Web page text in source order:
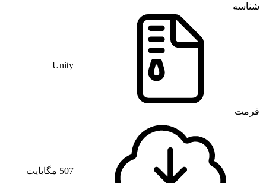
شناسه
فرمت
Unity
507 مگابایت